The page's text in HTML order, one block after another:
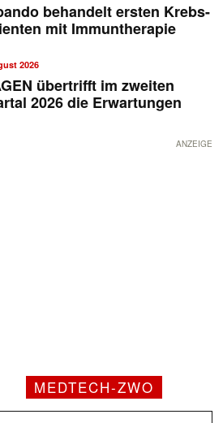
behandelt ersten Krebs-
mit Immuntherapie
2026
übertrifft im zweiten
2026 die Erwartungen
ANZEIGE
MEDTECH-ZWO